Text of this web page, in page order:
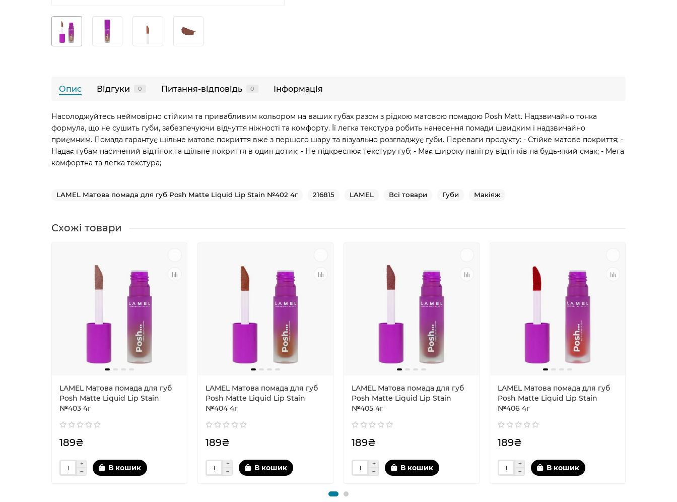
Опис Відгуки 0 Питання-відповідь 0 Інформація
Насолоджуйтесь неймовірно стійким та привабливим кольором на ваших губах разом з рідкою матовою помадою Posh Matt. Надзвичайно тонка
формула, що не сушить губи, забезпечуючи відчуття ніжності та комфорту. Її легка текстура робить нанесення помади швидким і надзвичайно
приємним. Помада гарантує щільне матове покриття вже з першого шару та візуально розгладжує губи. Переваги продукту: - Стійке матове покриття; -
Надає губам насичений відтінок та щільне покриття в один дотик; - Не підкреслює текстуру губ; - Має широку палітру відтінків на будь-який смак; - Мега
комфортна та легка текстура;
LAMEL Матова помада для губ Posh Matte Liquid Lip Stain №402 4г 216815 LAMEL Всі товари Губи Макіяж
Схожі товари
LAMEL Матова помада для губ
Posh Matte Liquid Lip Stain
№403 4г
189₴
В кошик
LAMEL Матова помада для губ
Posh Matte Liquid Lip Stain
№404 4г
189₴
В кошик
LAMEL Матова помада для губ
Posh Matte Liquid Lip Stain
№405 4г
189₴
В кошик
LAMEL Матова помада для губ
Posh Matte Liquid Lip Stain
№406 4г
189₴
В кошик